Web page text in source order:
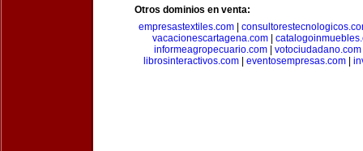
Otros dominios en venta:
empresastextiles.com|
vacacionescartagena.com
informeagropecuario.com| votociudadano.com
librosinteractivos.com| eventosempresas.com|